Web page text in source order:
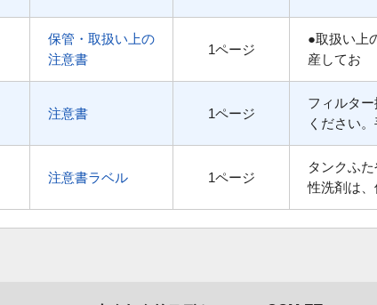
保管・取扱い上の
注意書
1ページ
●取扱い上
産してお
注意書 1ページ
フィルタ
ください
注意書ラベル 1ページ
タンクふ
性洗剤は、